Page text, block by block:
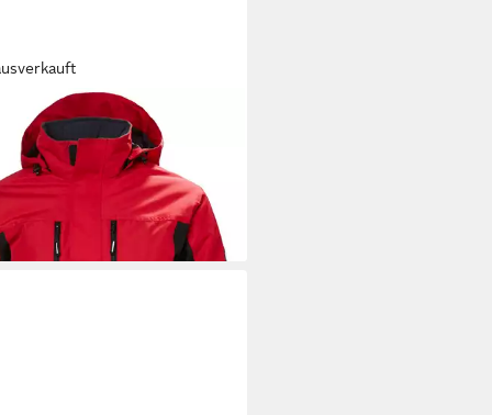
HANSENWinterjacke BERG
(1-St)
€ UVP 137,00 €